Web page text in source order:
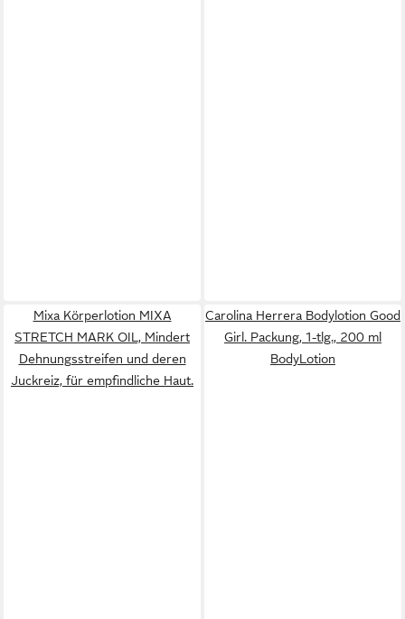
Mixa Körperlotion MIXA
STRETCH MARK OIL, Mindert
Dehnungsstreifen und deren
Juckreiz, für empfindliche Haut.
Carolina Herrera Bodylotion Good
Girl. Packung, 1-tlg., 200 ml
BodyLotion